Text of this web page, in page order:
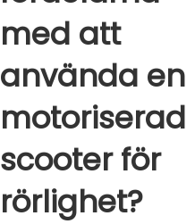
med att
använda en
motoriserad
scooter för
rörlighet?